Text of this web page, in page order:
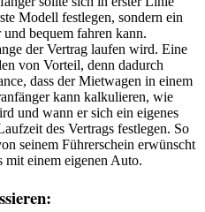
Modell festlegen, sondern ein
bequem fahren kann.
der Vertrag laufen wird. Eine
von Vorteil, denn dadurch
dass der Mietwagen in einem
kann kalkulieren, wie
und wann er sich ein eigenes
des Vertrags festlegen. So
seinem Führerschein erwünscht
mit einem eigenen Auto.